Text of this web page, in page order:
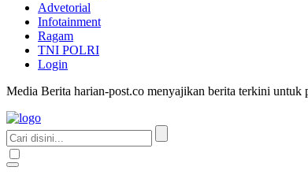
Advetorial
Infotainment
Ragam
TNI POLRI
Login
Media Berita harian-post.co menyajikan berita terkini untuk